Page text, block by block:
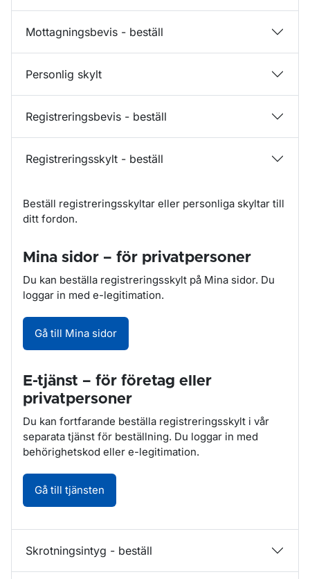
Mottagningsbevis - beställ
Personlig skylt
Registreringsbevis - beställ
Registreringsskylt - beställ
Beställ registreringsskyltar eller personliga skyltar till
ditt fordon.
Mina sidor – för privatpersoner
Du kan beställa registreringsskylt på Mina sidor. Du
loggar in med e-legitimation.
Gå till Mina sidor
E-tjänst – för företag eller
privatpersoner
Du kan fortfarande beställa registreringsskylt i vår
separata tjänst för beställning. Du loggar in med
behörighetskod eller e-legitimation.
Gå till tjänsten
Skrotningsintyg - beställ